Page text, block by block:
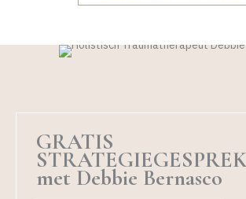
GRATIS
STRATEGIEGESPREK
met Debbie Bernasco